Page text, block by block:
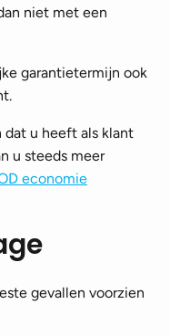
niet met een
garantietermijn ook
dat u heeft als klant
u steeds meer
economie
gevallen voorzien